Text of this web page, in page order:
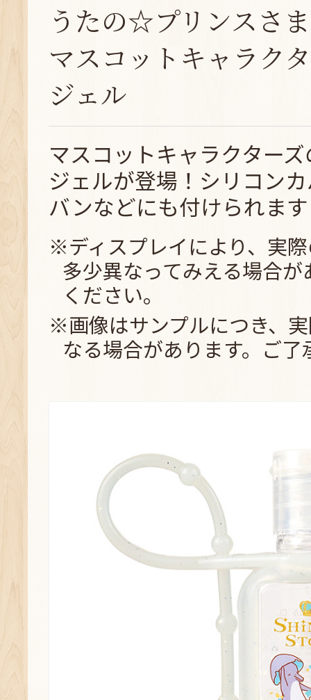
うたの☆プリンスさ
マスコットキャラク
ジェル
マスコットキャラクター
ジェルが登場！シリコン
バンなどにも付けられま
※ディスプレイにより、実
多少異なってみえる場合
ください。
※画像はサンプルにつき、
なる場合があります。ご